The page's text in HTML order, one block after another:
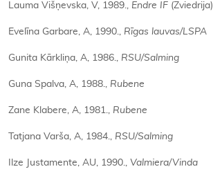
Lauma Višņevska, V, 1989., Endre IF (Zviedrija)
Evelīna Garbare, A, 1990., Rīgas lauvas/LSPA
Gunita Kārkliņa, A, 1986., RSU/Salming
Guna Spalva, A, 1988., Rubene
Zane Klabere, A, 1981., Rubene
Tatjana Varša, A, 1984., RSU/Salming
Ilze Justamente, AU, 1990., Valmiera/Vinda